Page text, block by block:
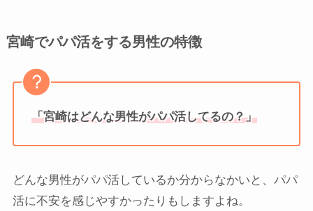
宮崎でパパ活をする男性の特徴
「宮崎はどんな男性がパパ活してるの？」
どんな男性がパパ活しているか分からなかいと、パパ
活に不安を感じやすかったりもしますよね。